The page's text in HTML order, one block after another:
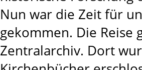
Nun war die Zeit für
gekommen. Die Reise
Zentralarchiv. Dort